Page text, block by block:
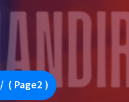
/ ( Page2 )